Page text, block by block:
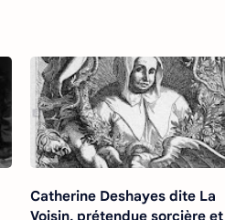
Catherine Deshayes dite La
Voisin, prétendue sorcière et